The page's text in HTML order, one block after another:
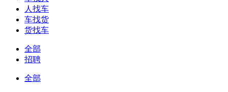
人找车
车找货
货找车
全部
招聘
全部